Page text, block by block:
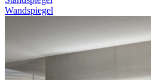
Wandspiegel